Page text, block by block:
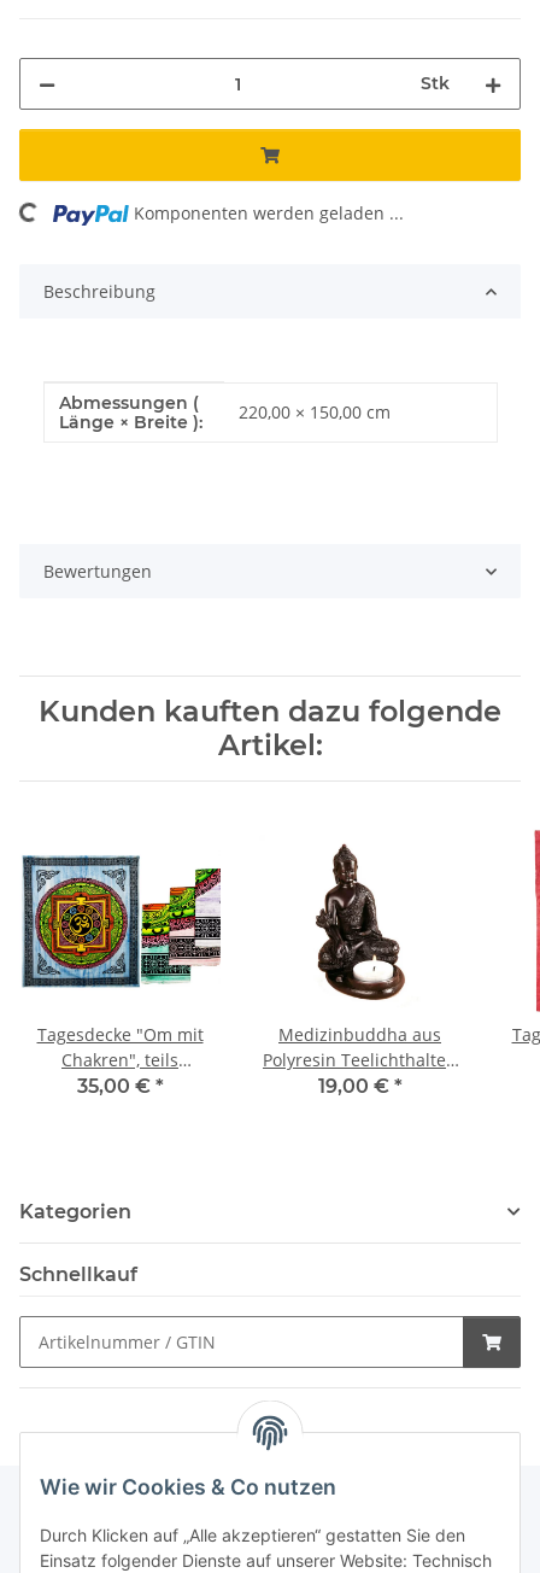
Wie wir Cookies & Co nutzen
Durch Klicken auf „Alle akzeptieren“ gestatten Sie den
Einsatz folgender Dienste auf unserer Website: Technisch
Stk
Komponenten werden geladen ...
Beschreibung
Produkteigenschaft
Wert
Abmessungen (
Länge × Breite ):
220,00 × 150,00 cm
Bewertungen
Kunden kauften dazu folgende
Artikel:
Tagesdecke "Om mit
Chakren", teils
handebmalt, 250 x 220
35,00 € *
Medizinbuddha aus
Polyresin Teelichthalter,
12 cm
19,00 € *
Kategorien
Schnellkauf
Schnellkauf